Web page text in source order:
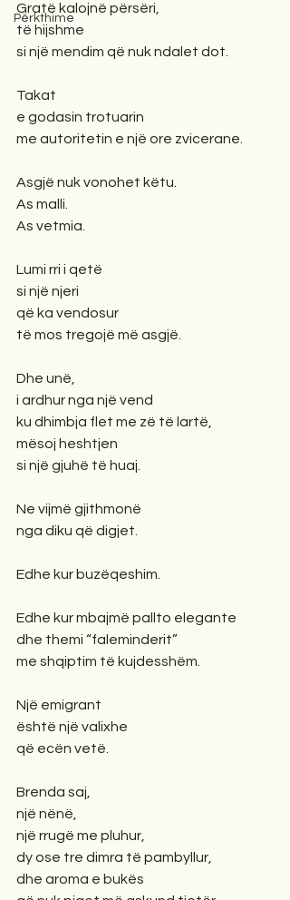
Përkthime
Gratë kalojnë përsëri,
të hijshme
si një mendim që nuk ndalet dot.
Takat
e godasin trotuarin
me autoritetin e një ore zvicerane.
Asgjë nuk vonohet këtu.
As malli.
As vetmia.
Lumi rri i qetë
si një njeri
që ka vendosur
të mos tregojë më asgjë.
Dhe unë,
i ardhur nga një vend
ku dhimbja flet me zë të lartë,
mësoj heshtjen
si një gjuhë të huaj.
Ne vijmë gjithmonë
nga diku që digjet.
Edhe kur buzëqeshim.
Edhe kur mbajmë pallto elegante
dhe themi “faleminderit”
me shqiptim të kujdesshëm.
Një emigrant
është një valixhe
që ecën vetë.
Brenda saj,
një nënë,
një rrugë me pluhur,
dy ose tre dimra të pambyllur,
dhe aroma e bukës